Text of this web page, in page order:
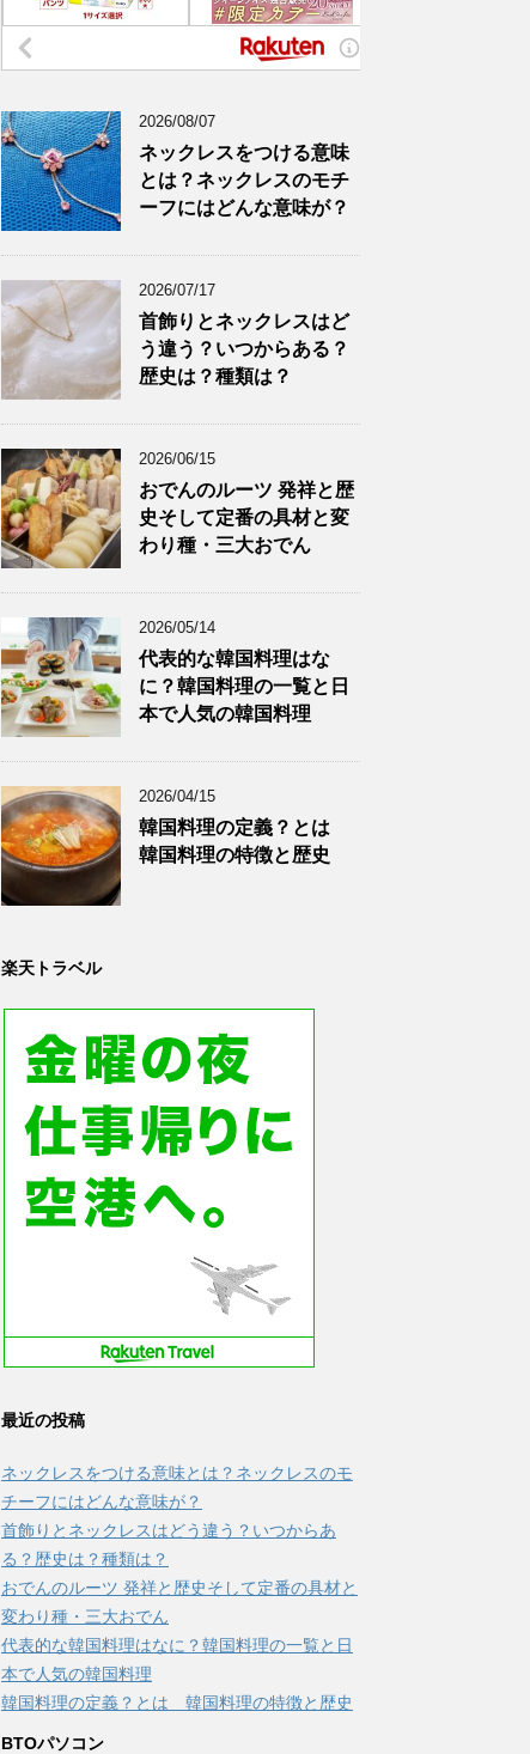
2026/08/07
ネックレスをつける意味
とは？ネックレスのモチ
ーフにはどんな意味が？
2026/07/17
首飾りとネックレスはど
う違う？いつからある？
歴史は？種類は？
2026/06/15
おでんのルーツ 発祥と歴
史そして定番の具材と変
わり種・三大おでん
2026/05/14
代表的な韓国料理はな
に？韓国料理の一覧と日
本で人気の韓国料理
2026/04/15
韓国料理の定義？とは
韓国料理の特徴と歴史
楽天トラベル
最近の投稿
ネックレスをつける意味とは？ネックレスのモ
チーフにはどんな意味が？
首飾りとネックレスはどう違う？いつからあ
る？歴史は？種類は？
おでんのルーツ 発祥と歴史そして定番の具材と
変わり種・三大おでん
代表的な韓国料理はなに？韓国料理の一覧と日
本で人気の韓国料理
韓国料理の定義？とは 韓国料理の特徴と歴史
BTOパソコン